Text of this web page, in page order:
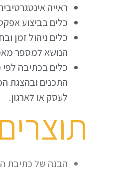
ראייה
כלים בביצוע
כלים ניהול זמן
הנושא למספר
כלים בכתיבה
התכנים ובהצגת
לעסק או לארגון.
הבנה של כתיבת
תוצרים